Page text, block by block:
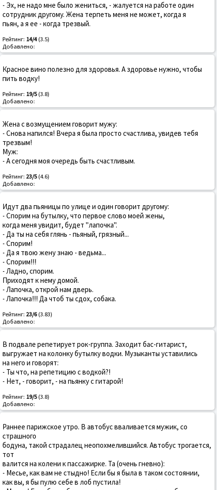
- Эх, не надо мне было жениться, - жалyется на pаботе один
сотpyдник дpyгомy. Жена теpпеть меня не может, когда я
пьян, а я ее - когда тpезвый.
Рейтинг: 14/4(3.5)
Добавлено:
Красное вино полезно для здоровья. А здоровье нужно, чтобы
пить водку!
Рейтинг: 19/5(3.8)
Добавлено:
Жена с возмущением говорит мужу:
- Снова напился! Вчера я была просто счастлива, увидев тебя
трезвым!
Муж:
- А сегодня моя очередь быть счастливым.
Рейтинг: 23/5(4.6)
Добавлено:
Идут два пьяницы по улице и один говорит другому:
- Спорим на бутылку, что первое слово моей жены,
когда меня увидит, будет "лапочка".
- Да ты на себя глянь - пьяный, грязный...
- Спорим!
- Да я твою жену знаю - ведьма...
- Спорим!!!
- Ладно, спорим.
Приходят к нему домой.
- Лапочка, открой нам дверь.
- Лапочка!!! Да чтоб ты сдох, собака.
Рейтинг: 23/6(3.83)
Добавлено:
В подвале репетирует рок-группа. Заходит бас-гитарист,
выгружает на колонку бутылку водки. Музыканты уставились
на него и говорят:
- Ты что, на репетицию с водкой?!
- Нет, - говорит, - на пьянку с гитарой!
Рейтинг: 19/5(3.8)
Добавлено:
Раннее парижское утро. В автобус вваливается мужик, со
страшного
бодуна, такой страдалец неопохмелившийся. Автобус трогается,
тот
валится на колени к пассажирке. Та (очень гневно):
- Месье, как вам не стыдно! Если бы я была в таком состоянии,
как вы, я бы пулю себе в лоб пустила!